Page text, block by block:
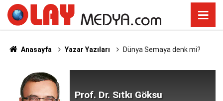
Anasayfa Yazar Yazıları Dünya Semaya denk mi?
Prof. Dr. Sıtkı Göksu